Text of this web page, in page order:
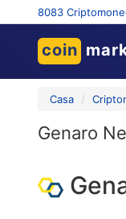
8083
coin
Casa
Genaro